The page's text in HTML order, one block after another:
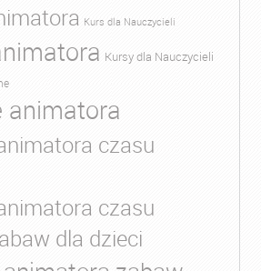
Kurs dla Nauczycieli
Kursy dla Nauczycieli
animatora
czasu
czasu
dla dzieci